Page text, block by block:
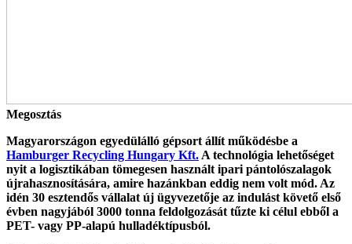
Megosztás
Magyarországon egyedülálló gépsort állít működésbe a
Hamburger Recycling Hungary Kft. A technológia lehetőséget
nyit a logisztikában tömegesen használt ipari pántolószalagok
újrahasznosítására, amire hazánkban eddig nem volt mód. Az
idén 30 esztendős vállalat új ügyvezetője az indulást követő első
évben nagyjából 3000 tonna feldolgozását tűzte ki célul ebből a
PET- vagy PP-alapú hulladéktípusból.